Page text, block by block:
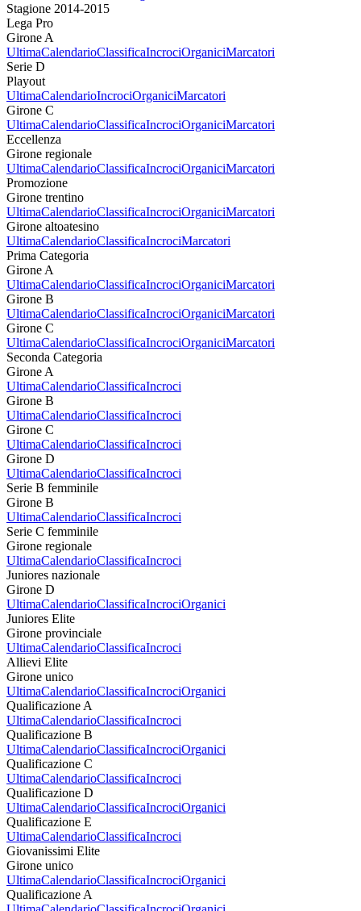
Stagione 2014-2015
Lega Pro
Girone A
UltimaCalendarioClassificaIncrociOrganiciMarcatori
Serie D
Playout
UltimaCalendarioIncrociOrganiciMarcatori
Girone C
UltimaCalendarioClassificaIncrociOrganiciMarcatori
Eccellenza
Girone regionale
UltimaCalendarioClassificaIncrociOrganiciMarcatori
Promozione
Girone trentino
UltimaCalendarioClassificaIncrociOrganiciMarcatori
Girone altoatesino
UltimaCalendarioClassificaIncrociMarcatori
Prima Categoria
Girone A
UltimaCalendarioClassificaIncrociOrganiciMarcatori
Girone B
UltimaCalendarioClassificaIncrociOrganiciMarcatori
Girone C
UltimaCalendarioClassificaIncrociOrganiciMarcatori
Seconda Categoria
Girone A
UltimaCalendarioClassificaIncroci
Girone B
UltimaCalendarioClassificaIncroci
Girone C
UltimaCalendarioClassificaIncroci
Girone D
UltimaCalendarioClassificaIncroci
Serie B femminile
Girone B
UltimaCalendarioClassificaIncroci
Serie C femminile
Girone regionale
UltimaCalendarioClassificaIncroci
Juniores nazionale
Girone D
UltimaCalendarioClassificaIncrociOrganici
Juniores Elite
Girone provinciale
UltimaCalendarioClassificaIncroci
Allievi Elite
Girone unico
UltimaCalendarioClassificaIncrociOrganici
Qualificazione A
UltimaCalendarioClassificaIncroci
Qualificazione B
UltimaCalendarioClassificaIncrociOrganici
Qualificazione C
UltimaCalendarioClassificaIncroci
Qualificazione D
UltimaCalendarioClassificaIncrociOrganici
Qualificazione E
UltimaCalendarioClassificaIncroci
Giovanissimi Elite
Girone unico
UltimaCalendarioClassificaIncrociOrganici
Qualificazione A